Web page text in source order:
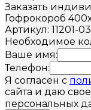
Заказать
Гофрокороб
Артикул: 11201-
Необходимое
Ваше имя:
Телефон:
Я согласен с
сайта и даю
персональных